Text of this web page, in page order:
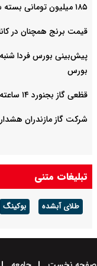
۱۸۵ میلیون تومانی بسته شد
قیمت برنج همچنان در کانال ۴۵۰ تا ۵۵۰ هزار
بورس
قظعی گاز بجنورد ۱۴ ساعته خواهد بود
شرکت گاز مازندران
تبلیغات متنی
طلای آبشده بوکینگ